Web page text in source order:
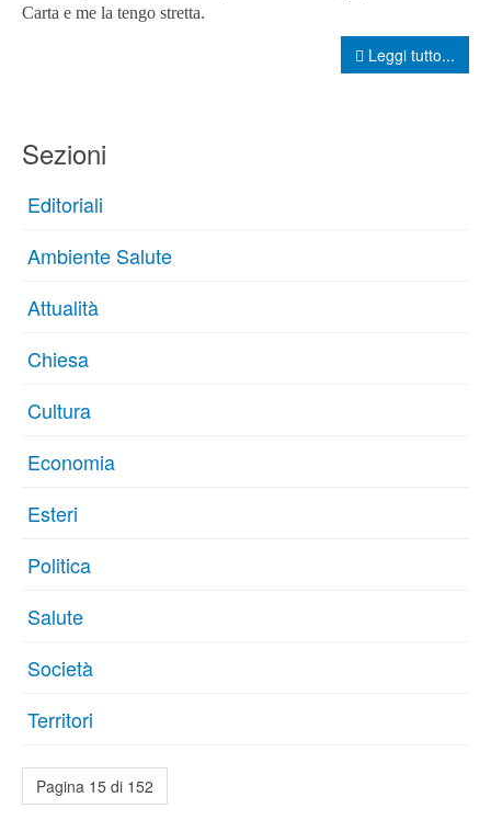
Carta e me la tengo stretta.
Leggi tutto...
Sezioni
Editoriali
Ambiente Salute
Attualità
Chiesa
Cultura
Economia
Esteri
Politica
Salute
Società
Territori
Pagina 15 di 152